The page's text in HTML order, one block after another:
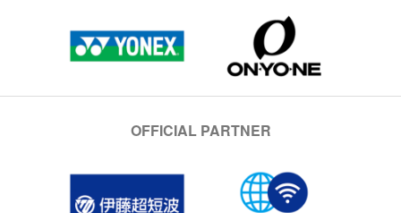
OFFICIAL PARTNER